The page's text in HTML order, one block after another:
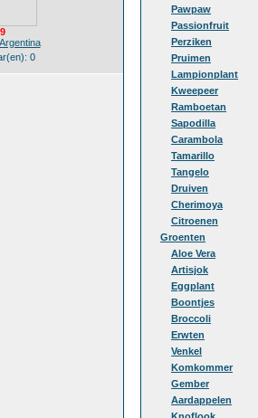
0
Pawpaw
Passionfruit
Perziken
Pruimen
Lampionplant
Kweepeer
Ramboetan
Sapodilla
Carambola
Tamarillo
Tangelo
Druiven
Cherimoya
Citroenen
Groenten
Aloe Vera
Artisjok
Eggplant
Boontjes
Broccoli
Erwten
Venkel
Komkommer
Gember
Aardappelen